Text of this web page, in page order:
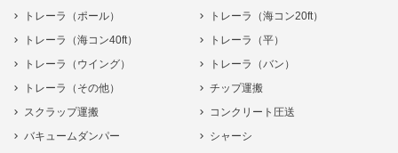
トレーラ（ポール）
トレーラ（海コン20ft）
トレーラ（海コン40ft）
トレーラ（平）
トレーラ（ウイング）
トレーラ（バン）
トレーラ（その他）
チップ運搬
スクラップ運搬
コンクリート圧送
バキュームダンパー
シャーシ